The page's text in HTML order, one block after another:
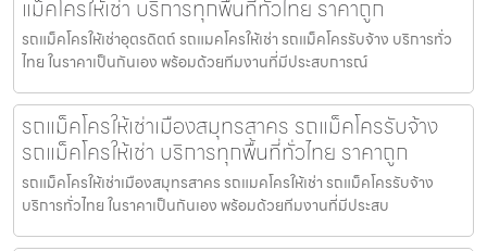
แม็คโครให้เช่า บริการทุกพื้นที่ทั่วไทย ราคาถูก
รถแม็คโครให้เช่าอุตรดิตถ์ รถแมคโครให้เช่า รถแม็คโครรับจ้าง บริการทั่ว
ไทย ในราคาเป็นกันเอง พร้อมด้วยทีมงานที่มีประสบการณ์
รถแม็คโครให้เช่าเมืองสมุทรสาคร รถแม็คโครรับจ้าง
รถแม็คโครให้เช่า บริการทุกพื้นที่ทั่วไทย ราคาถูก
รถแม็คโครให้เช่าเมืองสมุทรสาคร รถแมคโครให้เช่า รถแม็คโครรับจ้าง
บริการทั่วไทย ในราคาเป็นกันเอง พร้อมด้วยทีมงานที่มีประสบ